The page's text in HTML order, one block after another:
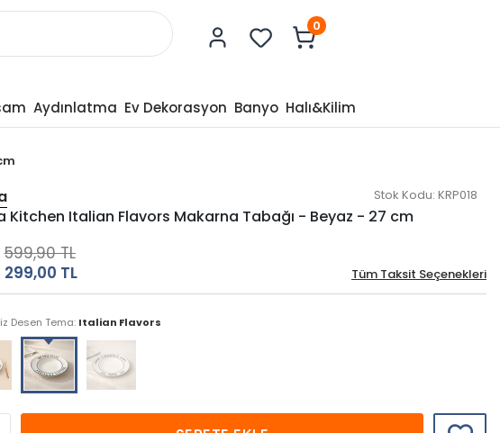
0
Aydınlatma Ev Dekorasyon Banyo Halı&Kilim
Stok Kodu: KRP018
Kitchen Italian Flavors Makarna Tabağı - Beyaz - 27 cm
599,90 TL
299,00 TL
Tüm Taksit Seçenekleri
Desen Tema: Italian Flavors